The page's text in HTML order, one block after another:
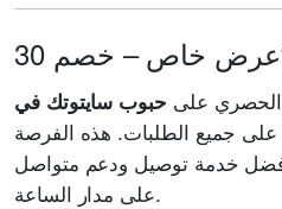
على حبوب سايتوتك في
30% على جميع الطلبات. هذه الفرصة
خدمة توصيل ودعم متواصل
على مدار الساعة.